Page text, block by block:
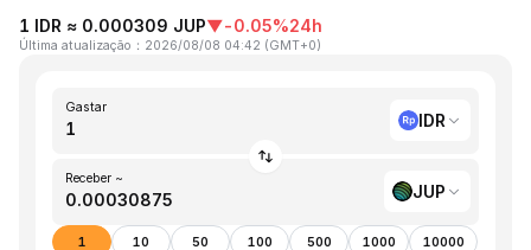
1 IDR ≈ 0.000309 JUP▼-0.05%24h
Última atualização ： 2026/08/08 04:42 (GMT+0)
Gastar
IDR
Receber ~
JUP
1 10 50 100 500 1000 10000